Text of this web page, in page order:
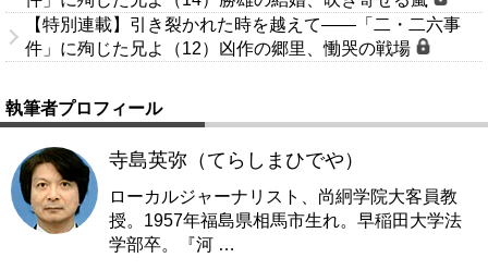
【特別連載】引き裂かれた時を越えて――「二・二六事
件」に殉じた兄よ（12）凶作の郷里、慟哭の戦場
執筆者プロフィール
寺島英弥（てらしまひでや）
ローカルジャーナリスト、尚絅学院大客員教
授。1957年福島県相馬市生れ。早稲田大学法
学部卒。『河 …